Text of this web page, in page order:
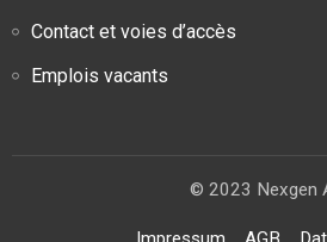
Contact et voies d’accès
Emplois vacants
© 2023 Nexgen